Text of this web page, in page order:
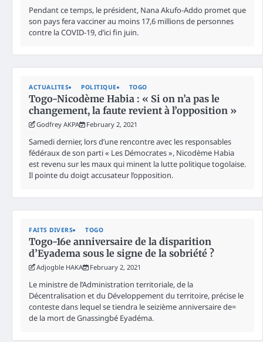
Pendant ce temps, le président, Nana Akufo-Addo promet que
son pays fera vacciner au moins 17,6 millions de personnes
contre la COVID-19, d’ici fin juin.
ACTUALITES POLITIQUE TOGO
Togo-Nicodème Habia : « Si on n’a pas le
changement, la faute revient à l’opposition »
Godfrey AKPA February 2, 2021
Samedi dernier, lors d’une rencontre avec les responsables
fédéraux de son parti « Les Démocrates », Nicodème Habia
est revenu sur les maux qui minent la lutte politique togolaise.
Il pointe du doigt accusateur l’opposition.
FAITS DIVERS TOGO
Togo-16e anniversaire de la disparition
d’Eyadema sous le signe de la sobriété ?
Adjogble HAKA February 2, 2021
Le ministre de l’Administration territoriale, de la
Décentralisation et du Développement du territoire, précise le
conteste dans lequel se tiendra le seizième anniversaire de=
de la mort de Gnassingbé Eyadéma.